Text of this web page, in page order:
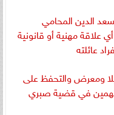
الدين المحامي
علاقة مهنية أو قانونية
عائلته
ومعرض والتحفظ على
في قضية صبري